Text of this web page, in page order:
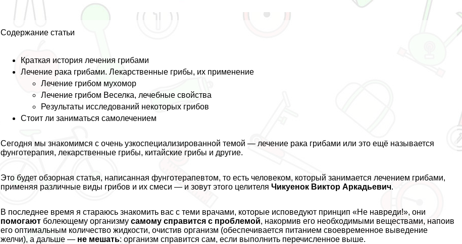
Содержание статьи
Краткая история лечения грибами
Лечение paка грибами. Лекарственные грибы, их применение
Лечение грибом мухомор
Лечение грибом Веселка, лечебные свойства
Результаты исследований некоторых грибов
Стоит ли заниматься самолечением
Сегодня мы знакомимся с очень узкоспециализированной темой — лечение paка грибами или это ещё называется
фунготерапия, лекарственные грибы, китайские грибы и другие.
Это будет обзорная статья, написанная фунготерапевтом, то есть человеком, который занимается лечением грибами,
применяя различные виды грибов и их смеси — и зовут этого целителяЧикуенок Виктор Аркадьевич.
В последнее время я стараюсь знакомить вас с теми врачами, которые исповедуют принцип «Не навреди!», они
помогают болеющему организмусамому справится с проблемой, накормив его необходимыми веществами, напоив
его оптимальным количество жидкости, очистив организм (обеспечивается питанием своевременное выведение
желчи), а дальше — не мешать: организм справится сам, если выполнить перечисленное выше.